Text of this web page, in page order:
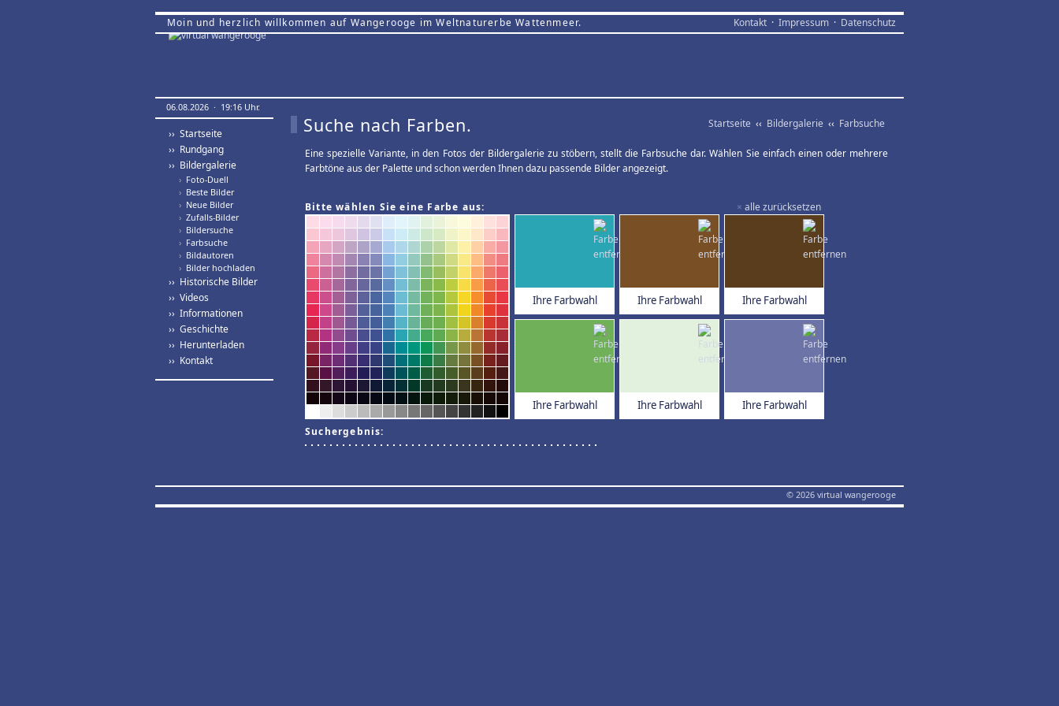
Moin und herzlich willkommen auf Wangerooge im Weltnaturerbe Wattenmeer. Kontakt · Impressum · Datenschutz
06.08.2026 · 19:16 Uhr.
›› Startseite
›› Rundgang
›› Bildergalerie
› Foto-Duell
› Beste Bilder
› Neue Bilder
› Zufalls-Bilder
› Bildersuche
› Farbsuche
› Bildautoren
› Bilder hochladen
›› Historische Bilder
›› Videos
›› Informationen
›› Geschichte
›› Herunterladen
›› Kontakt
Startseite ‹‹ Bildergalerie ‹‹ Farbsuche
Suche nach Farben.
Eine spezielle Variante, in den Fotos der Bildergalerie zu stöbern, stellt die Farbsuche dar. Wählen Sie einfach einen oder mehrere
Farbtöne aus der Palette und schon werden Ihnen dazu passende Bilder angezeigt.
× alle zurücksetzen
Bitte wählen Sie eine Farbe aus:
Ihre Farbwahl Ihre Farbwahl Ihre Farbwahl
Ihre Farbwahl Ihre Farbwahl Ihre Farbwahl
Suchergebnis:
© 2026 virtual wangerooge